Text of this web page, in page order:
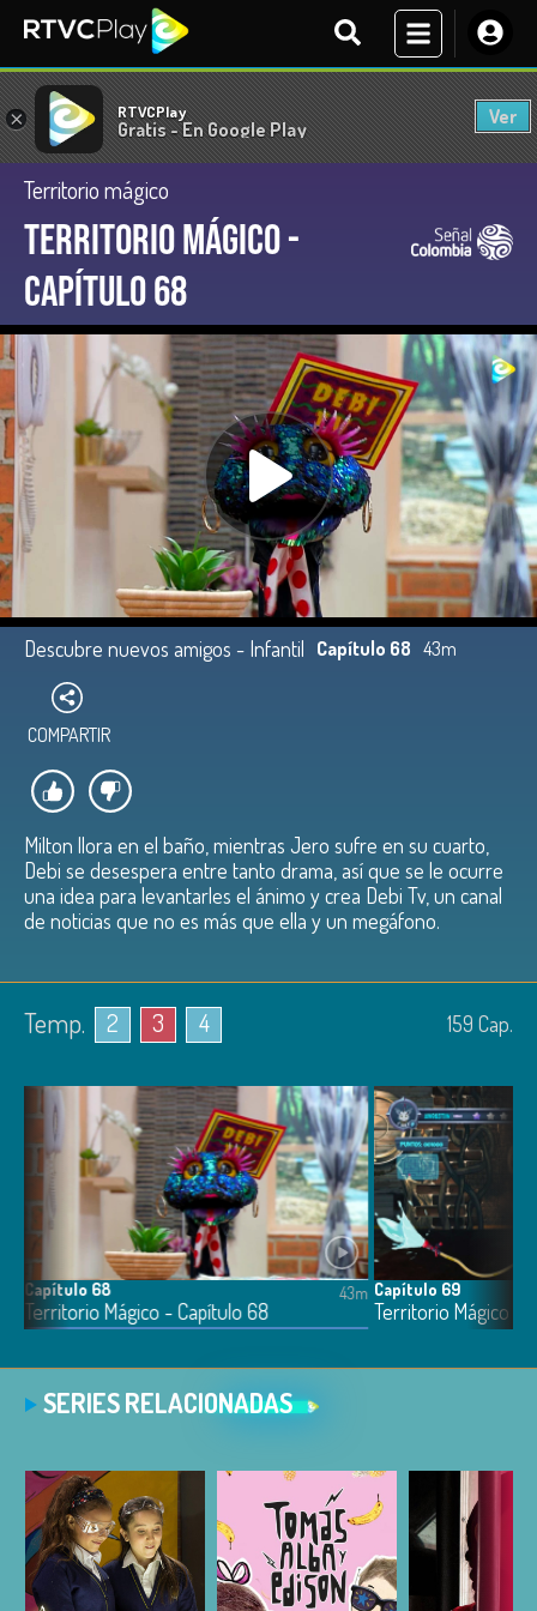
× RTVCPlay
Gratis - En Google Play
Ver
Territorio mágico
Territorio Mágico -
Capítulo 68
Descubre nuevos amigos - Infantil Capítulo 68 43m
COMPARTIR
Milton llora en el baño, mientras Jero sufre en su cuarto,
Debi se desespera entre tanto drama, así que se le ocurre
una idea para levantarles el ánimo y crea Debi Tv, un canal
de noticias que no es más que ella y un megáfono.
Temp. 2 3 4 159 Cap.
Capítulo 68
Territorio Mágico - Capítulo 68
43m Capítulo 69
Territorio Mágico -
SERIES RELACIONADAS